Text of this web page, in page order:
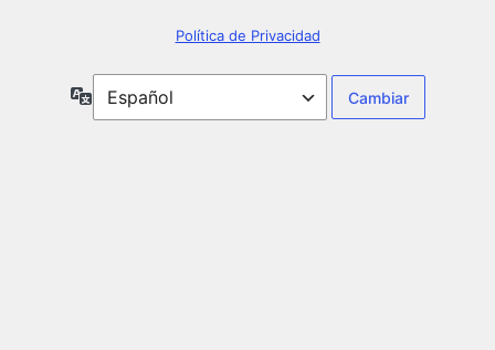
Política de Privacidad
Idioma